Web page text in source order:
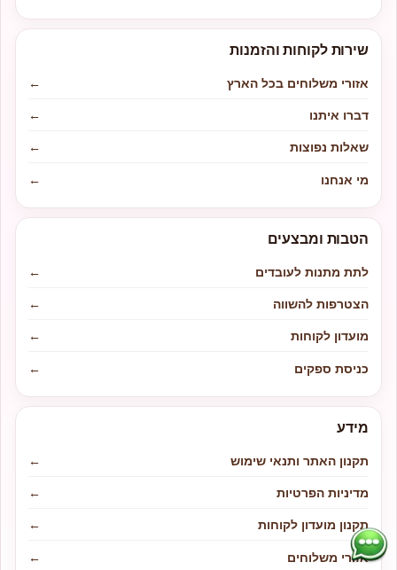
שירות לקוחות והזמנות
אזורי משלוחים בכל הארץ
←
דברו איתנו
←
שאלות נפוצות
←
מי אנחנו
←
הטבות ומבצעים
לתת מתנות לעובדים
←
הצטרפות להשווה
←
מועדון לקוחות
←
כניסת ספקים
←
מידע
תקנון האתר ותנאי שימוש
←
מדיניות הפרטיות
←
תקנון מועדון לקוחות
←
אזורי משלוחים
←